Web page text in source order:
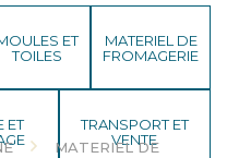
ET
TOILES
MATERIEL DE
FROMAGERIE
ET
TRANSPORT ET
VENTE
MATERIEL DE